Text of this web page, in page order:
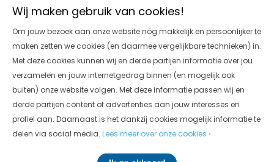
verbeterd moest worden, zonder te veel aan- en afvoer
werd per project de samenstelling van de grond bepaald,
zodat er een juistbindmiddelvoorgeschreven kon
worden.
Het is 2017 wanneer Hans en de gebroeders Maas de
handen ineen slaan en (na al jaren gebruik gemaakt te
hebben van elkaars diensten) besluiten samen verder te
gaan onder de naam TerraStab Nederland B.V. De
Wij maken gebruik van cookies!
Om jouw bezoek aan onze website nóg makkelijk en persoonlijker te
maken zetten we cookies (en daarmee vergelijkbare technieken) in.
Met deze cookies kunnen wij en derde partijen informatie over jou
verzamelen en jouw internetgedrag binnen (en mogelijk ook
buiten) onze website volgen. Met deze informatie passen wij en
derde partijen content of advertenties aan jouw interesses en
profiel aan. Daarnaast is het dankzij cookies mogelijk informatie te
delen via social media. Lees meer over onze cookies ›